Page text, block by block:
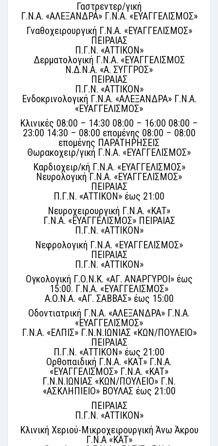
Γαστρεντερ/γική
Γ.Ν.Α. «ΑΛΕΞΑΝΔΡΑ» Γ.Ν.Α. «ΕΥΑΓΓΕΛΙΣΜΟΣ»
Γναθοχειρουργική Γ.Ν.Α. «ΕΥΑΓΓΕΛΙΣΜΟΣ»
ΠΕΙΡΑΙΑΣ
Π.Γ.Ν. «ΑΤΤΙΚΟΝ»
Δερματολογική Γ.Ν.Α. «ΕΥΑΓΓΕΛΙΣΜΟΣ
Ν.Δ.Ν.Α. «Α. ΣΥΓΓΡΟΣ»
ΠΕΙΡΑΙΑΣ
Π.Γ.Ν. «ΑΤΤΙΚΟΝ»
Ενδοκρινολογική Γ.Ν.Α. «ΑΛΕΞΑΝΔΡΑ» Γ.Ν.Α.
«ΕΥΑΓΓΕΛΙΣΜΟΣ»
Κλινικές 08:00 – 14:30 08:00 – 16:00 08:00 –
23:00 14:30 – 08:00 επομένης 08:00 – 08:00
επομένης ΠΑΡΑΤΗΡΗΣΕΙΣ
Θωρακοχειρ/γική Γ.Ν.Α. «ΕΥΑΓΓΕΛΙΣΜΟΣ»
Καρδιοχειρ/κή Γ.Ν.Α. «ΕΥΑΓΓΕΛΙΣΜΟΣ»
Νευρολογική Γ.Ν.Α. «ΕΥΑΓΓΕΛΙΣΜΟΣ»
ΠΕΙΡΑΙΑΣ
Π.Γ.Ν. «ΑΤΤΙΚΟΝ» έως 21:00
Νευροχειρουργική Γ.Ν.Α. «ΚΑΤ»
Γ.Ν.Α. «ΕΥΑΓΓΕΛΙΣΜΟΣ» ΠΕΙΡΑΙΑΣ
Π.Γ.Ν. «ΑΤΤΙΚΟΝ»
Νεφρολογική Γ.Ν.Α. «ΕΥΑΓΓΕΛΙΣΜΟΣ»
ΠΕΙΡΑΙΑΣ
Π.Γ.Ν. «ΑΤΤΙΚΟΝ»
Ογκολογική Γ.Ο.Ν.Κ. «ΑΓ. ΑΝΑΡΓΥΡΟΙ» έως
15:00. Γ.Ν.Α. «ΕΥΑΓΓΕΛΙΣΜΟΣ»
Α.Ο.Ν.Α. «ΑΓ. ΣΑΒΒΑΣ» έως 15:00
Οδοντιατρική Γ.Ν.Α. «ΑΛΕΞΑΝΔΡΑ» Γ.Ν.Α.
«ΕΥΑΓΓΕΛΙΣΜΟΣ»
Γ.Ν.Α. «ΕΛΠΙΣ» Γ.Ν.Ν.ΙΩΝΙΑΣ «ΚΩΝ/ΠΟΥΛΕΙΟ»
ΠΕΙΡΑΙΑΣ
Π.Γ.Ν. «ΑΤΤΙΚΟΝ» έως 21:00
Ορθοπαιδική Γ.Ν.Α. «ΚΑΤ» Γ.Ν.Α.
«ΕΥΑΓΓΕΛΙΣΜΟΣ» Γ.Ν.Α. «ΚΑΤ»
Γ.Ν.Ν.ΙΩΝΙΑΣ «ΚΩΝ/ΠΟΥΛΕΙΟ» Γ.Ν.
«ΑΣΚΛΗΠΙΕΙΟ» ΒΟΥΛΑΣ έως 21:00
ΠΕΙΡΑΙΑΣ
Π.Γ.Ν. «ΑΤΤΙΚΟΝ»
Κλινική Χεριού-Μικροχειρουργική Άνω Άκρου
Γ.Ν.Α «ΚΑΤ»